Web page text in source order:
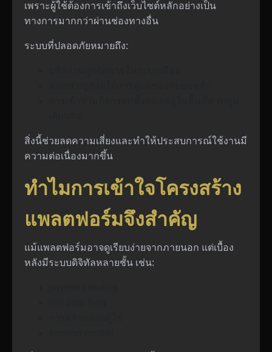
เพราะผู้ใช้ต้องการเข้าถึงเว็บไซต์หลักอย่างเป็น
ทางการมากกว่าผ่านช่องทางอื่น
ระบบที่ปลอดภัยหมายถึง:
สิ่งนี้ช่วยลดความเสี่ยงและทำให้ประสบการณ์ใช้งานมี
ความต่อเนื่องมากขึ้น
ทำไมการเข้าใจโครงสร้าง
แพลตฟอร์มจึงสำคัญ
แม้แพลตฟอร์มอาจดูเรียบง่ายจากภายนอก แต่เบื้อง
หลังมีระบบดิจิทัลหลายชั้น เช่น: